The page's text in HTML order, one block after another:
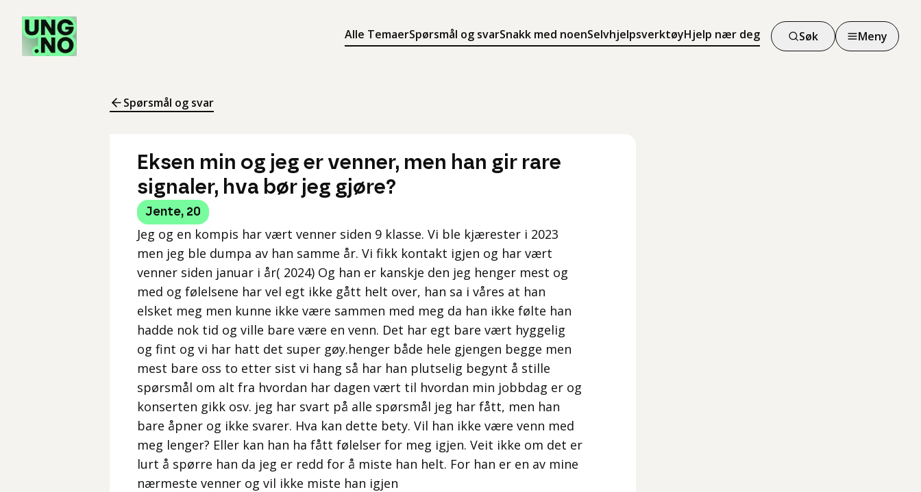
Alle TemaerSpørsmål og svarSnakk med noenSelvhjelpsverktøyHjelp nær deg
Søk
Søk
Meny
Meny
Spørsmål og svar
Eksen min og jeg er venner, men han gir rare
signaler, hva bør jeg gjøre?
Jente, 20
Jeg og en kompis har vært venner siden 9 klasse. Vi ble kjærester i 2023
men jeg ble dumpa av han samme år. Vi fikk kontakt igjen og har vært
venner siden januar i år( 2024) Og han er kanskje den jeg henger mest og
med og følelsene har vel egt ikke gått helt over, han sa i våres at han
elsket meg men kunne ikke være sammen med meg da han ikke følte han
hadde nok tid og ville bare være en venn. Det har egt bare vært hyggelig
og fint og vi har hatt det super gøy.henger både hele gjengen begge men
mest bare oss to etter sist vi hang så har han plutselig begynt å stille
spørsmål om alt fra hvordan har dagen vært til hvordan min jobbdag er og
konserten gikk osv. jeg har svart på alle spørsmål jeg har fått, men han
bare åpner og ikke svarer. Hva kan dette bety. Vil han ikke være venn med
meg lenger? Eller kan han ha fått følelser for meg igjen. Veit ikke om det er
lurt å spørre han da jeg er redd for å miste han helt. For han er en av mine
nærmeste venner og vil ikke miste han igjen